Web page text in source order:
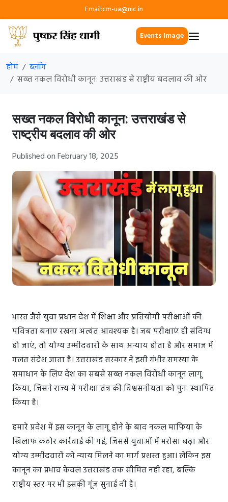
Email:cm-ua@nic.in
Events Image
होम
ब्लॉग
सख्त नकल विरोधी कानून: उत्तराखंड से राष्ट्रीय बदलाव की ओर
सख्त नकल विरोधी कानून: उत्तराखंड से
राष्ट्रीय बदलाव की ओर
Published on February 18, 2025
भारत जैसे युवा प्रधान देश में शिक्षा और प्रतियोगी परीक्षाओं की
पवित्रता बनाए रखना अत्यंत आवश्यक है। जब परीक्षाएं ही संदिग्ध
हो जाएं, तो योग्य उम्मीदवारों के साथ अन्याय होता है और समाज में
गलत संदेश जाता है। उत्तराखंड सरकार ने इसी गंभीर समस्या के
समाधान के लिए देश का सबसे सख्त नकल विरोधी कानून लागू
किया, जिसने राज्य में परीक्षा तंत्र की विश्वसनीयता को पुनः स्थापित
किया है।
हमारे प्रदेश में इस कानून के लागू होने के बाद नकल माफिया के
खिलाफ कठोर कार्रवाई की गई, जिससे युवाओं में भरोसा बढ़ा और
योग्य उम्मीदवारों को न्याय मिलने का मार्ग प्रशस्त हुआ। लेकिन इस
कानून का प्रभाव केवल उत्तराखंड तक सीमित नहीं रहा, बल्कि
राष्ट्रीय स्तर पर भी इसकी गूंज सुनाई दी है।